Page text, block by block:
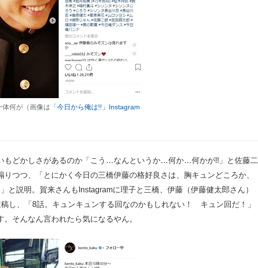
何が（画像は 「今日から俺は!!」Instagram
もどかしさがあるのか「こう…なんというか…何か…何かが!!」と佐藤二
つつ、「とにかく今日の三橋伊藤の格好良さは、胸キュンどころか、
と説明。賀来さんもInstagramに理子と三橋、伊藤（伊藤健太郎さん）
し、「8話。キュンキュンする回なのかもしれない！ キュン回だ！」
そんなん言われたら気になるやん。